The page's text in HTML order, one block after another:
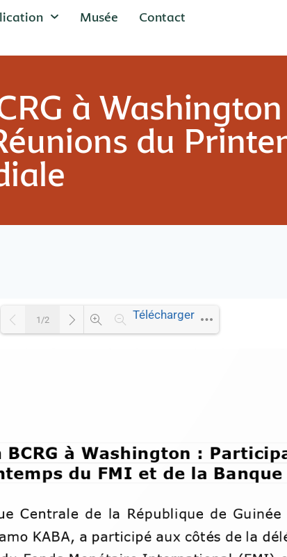
Musée Contact
à
du
1/2 Télécharger